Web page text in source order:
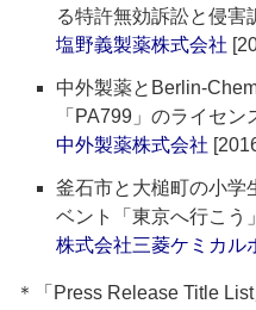
る特許無効訴訟と侵害
塩野義製薬株式会社
中外製薬とBerlin-
「PA799」のライセ
中外製薬株式会社
釜石市と大槌町の小学
ベント「東京へ行こう
株式会社三菱ケミカル
＊「Press Release Title